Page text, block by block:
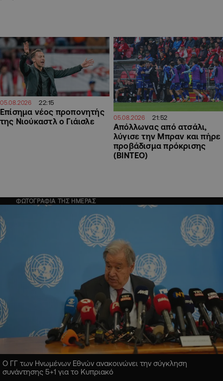
05.08.2026 22:15
Επίσημα νέος προπονητής
της Νιούκαστλ ο Γιάισλε
05.08.2026 21:52
Απόλλωνας από ατσάλι,
λύγισε την Μπραν και πήρε
προβάδισμα πρόκρισης
(ΒΙΝΤΕΟ)
ΦΩΤΟΓΡΑΦΙΑ ΤΗΣ ΗΜΕΡΑΣ
Ο ΓΓ των Ηνωμένων Εθνών ανακοινώνει την σύγκληση
συνάντησης 5+1 για το Κυπριακό